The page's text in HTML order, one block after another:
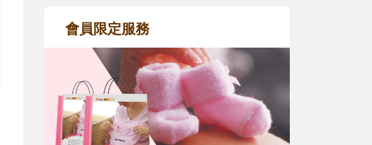
會員限定服務